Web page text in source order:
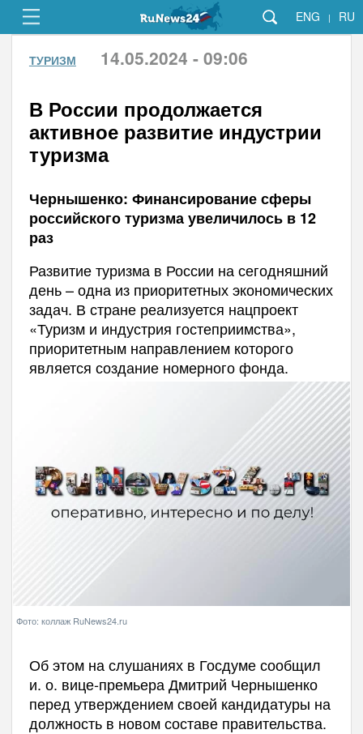
ENG | RU
ТУРИЗМ 14.05.2024 - 09:06
В России продолжается
активное развитие индустрии
туризма
Чернышенко: Финансирование сферы
российского туризма увеличилось в 12
раз
Развитие туризма в России на сегодняшний
день – одна из приоритетных экономических
задач. В стране реализуется нацпроект
«Туризм и индустрия гостеприимства»,
приоритетным направлением которого
является создание номерного фонда.
Фото: коллаж RuNews24.ru
Об этом на слушаниях в Госдуме сообщил
и. о. вице-премьера Дмитрий Чернышенко
перед утверждением своей кандидатуры на
должность в новом составе правительства.